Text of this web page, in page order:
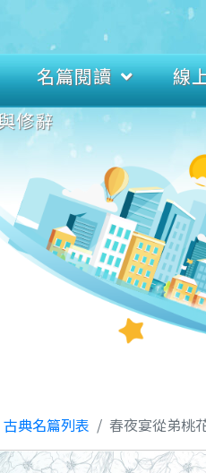
名篇閱讀 線
修辭
古典名篇列表 春夜宴從弟桃